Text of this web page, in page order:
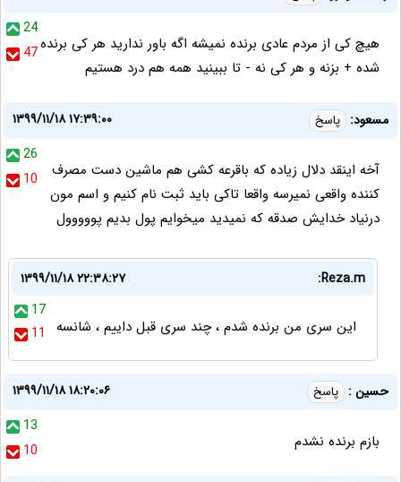
24
47هیچ کی از مردم عادی برنده نمیشه اگه باور ندارید هر کی برنده
شده + بزنه و هر کی نه - تا ببینید همه هم درد هستیم
مسعود: پاسخ
۱۳۹۹/۱۱/۱۸ ۱۷:۳۹:۰۰
26
10
آخه اینقد دلال زیاده که باقرعه کشی هم ماشین دست مصرف
کننده واقعی نمیرسه واقعا تاکی باید ثبت نام کنیم و اسم مون
درنیاد خدایش صدقه که نمیدید میخوایم پول بدیم پووووول
Reza.m:
۱۳۹۹/۱۱/۱۸ ۲۲:۳۸:۲۷
17
11
این سری من برنده شدم ، چند سری قبل داییم ، شانسه
حسین : پاسخ
۱۳۹۹/۱۱/۱۸ ۱۸:۲۰:۰۶
13
10
بازم برنده نشدم